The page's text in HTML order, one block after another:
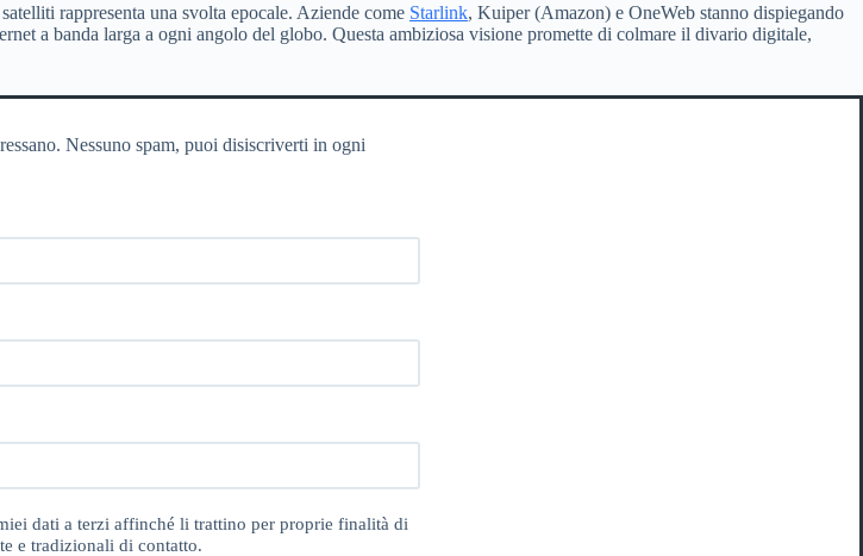
rappresenta una svolta epocale. Aziende come Starlink, Kuiper (Amazon) e OneWeb stanno dispiegando
a banda larga a ogni angolo del globo. Questa ambiziosa visione promette di colmare il divario digitale,
Nessuno spam, puoi disiscriverti in ogni
dati a terzi affinché li trattino per proprie finalità di
e tradizionali di contatto.